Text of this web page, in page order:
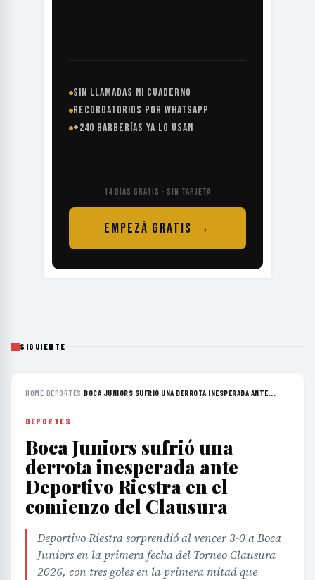
SIN LLAMADAS NI CUADERNO
RECORDATORIOS POR WHATSAPP
+240 BARBERÍAS YA LO USAN
14 DÍAS GRATIS · SIN TARJETA
EMPEZÁ GRATIS →
SIGUIENTE
HOME›DEPORTES ›BOCA JUNIORS SUFRIÓ UNA DERROTA INESPERADA ANTE...
DEPORTES
Boca Juniors sufrió una
derrota inesperada ante
Deportivo Riestra en el
comienzo del Clausura
Deportivo Riestra sorprendió al vencer 3-0 a Boca
Juniors en la primera fecha del Torneo Clausura
2026, con tres goles en la primera mitad que